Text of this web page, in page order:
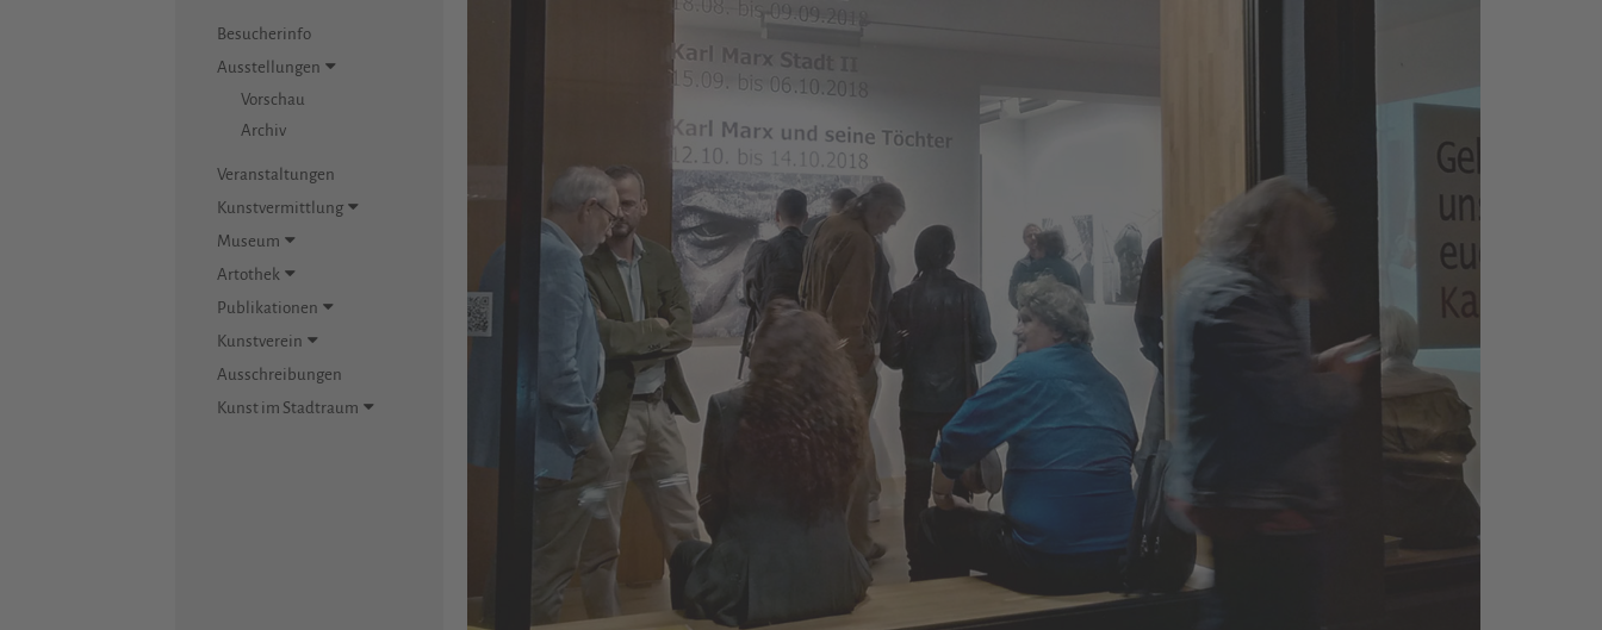
Besucherinfo
Ausstellungen
Vorschau
Archiv
Veranstaltungen
Kunstvermittlung
Museum
Artothek
Publikationen
Kunstverein
Ausschreibungen
Kunst im Stadtraum